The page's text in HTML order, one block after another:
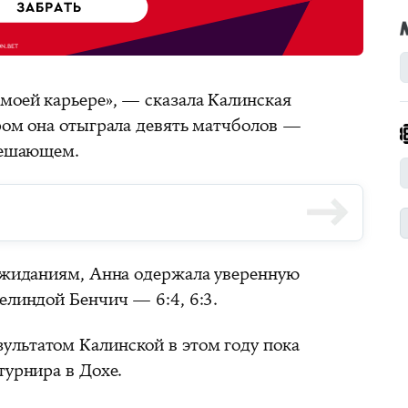
карьере», — сказала Калинская
она отыграла девять матчболов —
Анна одержала уверенную
Бенчич — 6:4, 6:3.
Калинской в этом году пока
в Дохе.